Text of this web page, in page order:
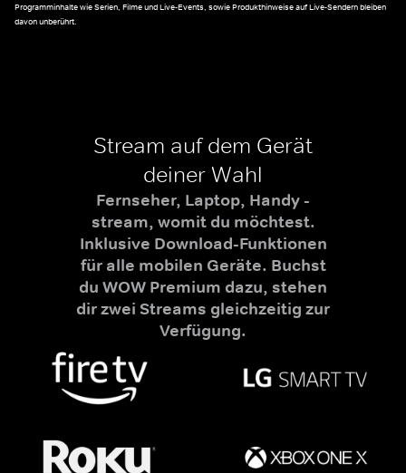
Programminhalte wie Serien, Filme und Live-Events, sowie Produkthinweise auf Live-Sendern bleiben
davon unberührt.
Stream auf dem Gerät
deiner Wahl
Fernseher, Laptop, Handy -
stream, womit du möchtest.
Inklusive Download-Funktionen
für alle mobilen Geräte. Buchst
du WOW Premium dazu, stehen
dir zwei Streams gleichzeitig zur
Verfügung.